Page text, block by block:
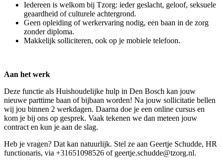
Iedereen is welkom bij Tzorg: ieder geslacht, geloof, seksuele
geaardheid of culturele achtergrond.
Geen opleiding of werkervaring nodig, een baan in de zorg
zonder diploma.
Makkelijk solliciteren, ook op je mobiele telefoon.
Aan het werk
Deze functie als Huishoudelijke hulp in Den Bosch kan jouw
nieuwe parttime baan of bijbaan worden! Na jouw sollicitatie bellen
wij jou binnen 2 werkdagen. Daarna doe je een online cursus en
kom je bij ons op gesprek. Vaak tekenen we dan meteen jouw
contract en kun je aan de slag.
Heb je vragen? Dat kan natuurlijk. Stel ze aan Geertje Schudde, HR
functionaris, via +31651098526 of geertje.schudde@tzorg.nl.